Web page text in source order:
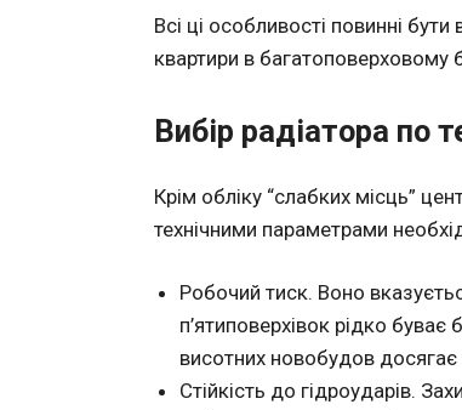
Всі ці особливості повинні
квартири в багатоповерховому
Вибір радіатора по
Крім обліку “слабких місць”
технічними параметрами
Робочий тиск. Воно
п’ятиповерхівок рідко
висотних новобудов
Стійкість до гідроударів.